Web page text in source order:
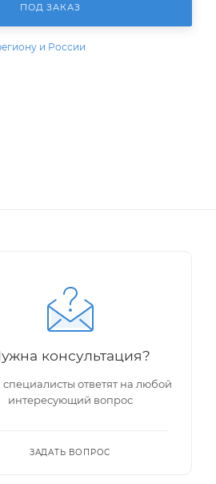
ПОД ЗАКАЗ
и России
консультация?
ответят на любой
интересующий вопрос
ЗАДАТЬ ВОПРОС